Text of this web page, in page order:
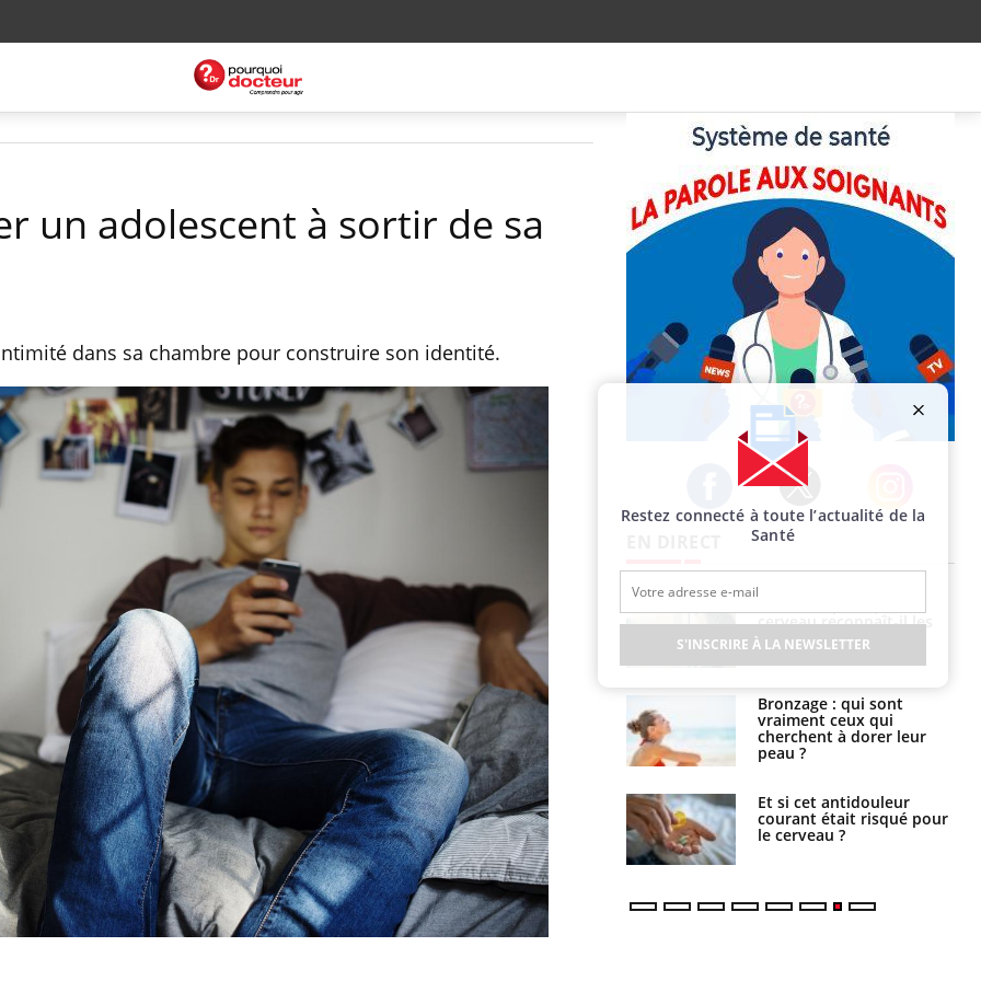
un adolescent à sortir de sa
dans sa chambre pour construire son identité.
Facebook Twitter Instagram
TDAH : quel est ce
traitement autorisé aux
États-Unis ?
Cerveau : le mystère de la
"madeleine de Proust"
enfin expliqué
Intolérance au gluten : les
nouvelles
recommandations de la
HAS
Insuffisance cardiaque :
comment mieux la
prévenir
Le décalage des horaires
d'été : quel impact sur le
sommeil ?
Grossesse : ces polluants
pourraient influencer le
poids des enfants
cerveau reconnaît-il les
visages autrement ?
Bronzage : qui sont
vraiment ceux qui
cherchent à dorer leur
peau ?
Et si cet antidouleur
courant était risqué pour
le cerveau ?
Restez connecté à toute l’actualité de la
Santé
S'INSCRIRE À LA NEWSLETTER